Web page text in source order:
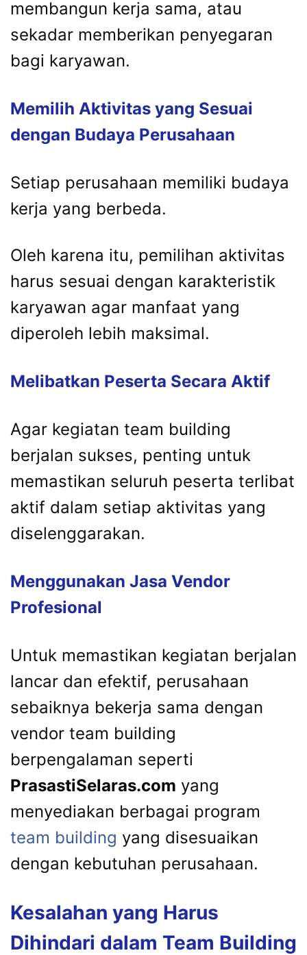
membangun kerja sama, atau
sekadar memberikan penyegaran
bagi karyawan.
Memilih Aktivitas yang Sesuai
dengan Budaya Perusahaan
Setiap perusahaan memiliki budaya
kerja yang berbeda.
Oleh karena itu, pemilihan aktivitas
harus sesuai dengan karakteristik
karyawan agar manfaat yang
diperoleh lebih maksimal.
Melibatkan Peserta Secara Aktif
Agar kegiatan team building
berjalan sukses, penting untuk
memastikan seluruh peserta terlibat
aktif dalam setiap aktivitas yang
diselenggarakan.
Menggunakan Jasa Vendor
Profesional
Untuk memastikan kegiatan berjalan
lancar dan efektif, perusahaan
sebaiknya bekerja sama dengan
vendor team building
berpengalaman seperti
PrasastiSelaras.com yang
menyediakan berbagai program
team building yang disesuaikan
dengan kebutuhan perusahaan.
Kesalahan yang Harus
Dihindari dalam Team Building